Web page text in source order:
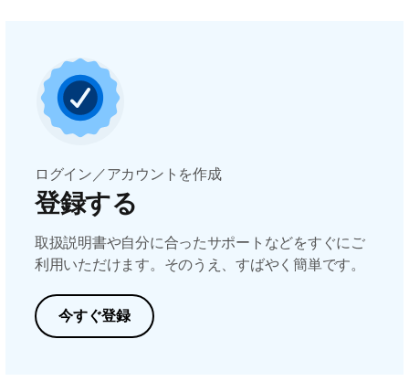
ログイン／アカウントを作成
登録する
取扱説明書や自分に合ったサポートなどをすぐにご
利用いただけます。そのうえ、すばやく簡単です。
今すぐ登録